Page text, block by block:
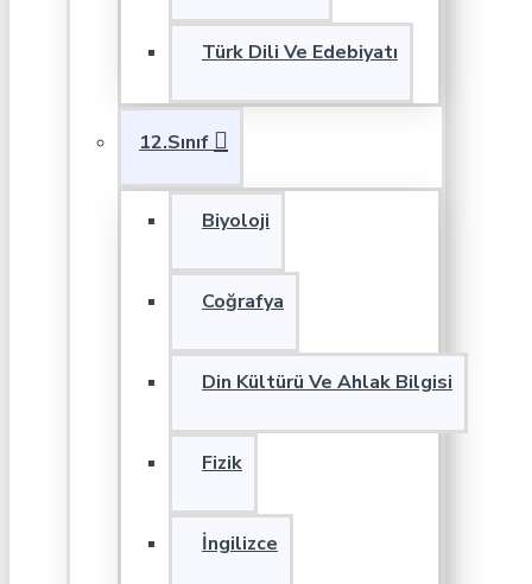
Türk Dili Ve Edebiyatı
12.Sınıf
Biyoloji
Coğrafya
Din Kültürü Ve Ahlak Bilgisi
Fizik
İngilizce